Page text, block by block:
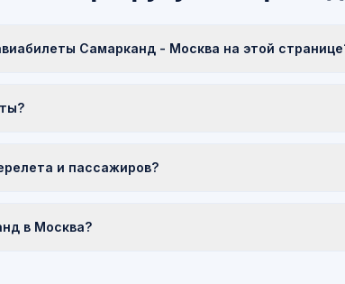
Самарканд - Москва на этой
и пассажиров?
в Москва?